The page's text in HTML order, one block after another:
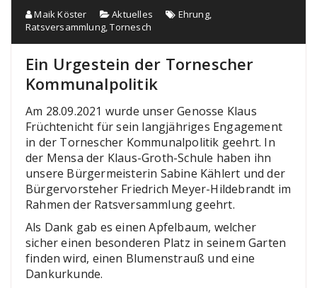
Maik Köster Aktuelles Ehrung,
Ratsversammlung,Tornesch
Ein Urgestein der Tornescher
Kommunalpolitik
Am 28.09.2021 wurde unser Genosse Klaus
Früchtenicht für sein langjähriges Engagement
in der Tornescher Kommunalpolitik geehrt. In
der Mensa der Klaus-Groth-Schule haben ihn
unsere Bürgermeisterin Sabine Kählert und der
Bürgervorsteher Friedrich Meyer-Hildebrandt im
Rahmen der Ratsversammlung geehrt.
Als Dank gab es einen Apfelbaum, welcher
sicher einen besonderen Platz in seinem Garten
finden wird, einen Blumenstrauß und eine
Dankurkunde.